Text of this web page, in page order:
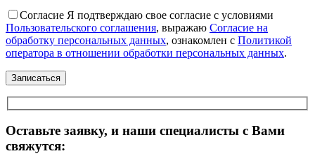
Согласие Я подтверждаю свое согласие с условиями
Пользовательского соглашения, выражаю Согласие на
обработку персональных данных, ознакомлен с Политикой
оператора в отношении обработки персональных данных.
Оставьте заявку, и наши специалисты с Вами
свяжутся: